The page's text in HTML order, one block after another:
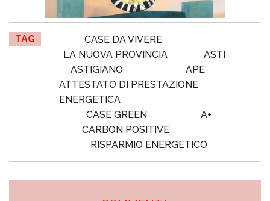
TAG
CASE DA VIVERE
LA NUOVA PROVINCIA
ASTI
ASTIGIANO
APE
ATTESTATO DI PRESTAZIONE
ENERGETICA
CASE GREEN
A+
CARBON POSITIVE
RISPARMIO ENERGETICO